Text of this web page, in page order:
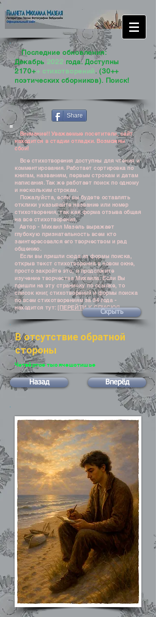
Последние обновления:
Декабрь2022 года. Доступны
2170++ стихотворений. (30++
поэтических сборников). Поиск!
Share
Внимание!! Уважаемые посетители, сайт
находится в стадии отладки. Возможны
сбои!
Все стихотворения доступны для чтения и
комментирования. Работает сортировка по
книгам, названиям, первым строкам и датам
написания. Так же работает поиск по одному
и нескольким строкам.
Пожалуйста, если вы будете оставлять
отклики указывайте название или номер
стихотворения, так как форма отзыва общая
на все стихотворения.
Автор - Михаил Мазель выражает
глубокую признательность всем кто
заинтересовался его творчеством и рад
общению.
Если вы пришли сюда из формы поиска,
открыв текст стихотворения в новом окне,
просто закройте это, и продолжите
изучение творчества Михаила. Если Вы
пришли на эту страничку по ссылке, то
список книг, стихотворений и формы поиска
по всем стихотворениям за 34 года -
находится тут: [ПЕРЕЙТИ К СПИСКУ]
Скрыть
В отсутствие обратной
стороны
Четвёртое тысячешстишье
Назад Вперёд